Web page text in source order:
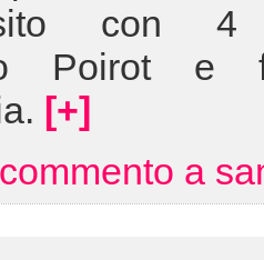
con 4
Poirot e
[+]
a